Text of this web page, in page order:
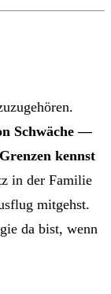
Schwäche —
kennst
in der Familie
mitgehst.
da bist, wenn